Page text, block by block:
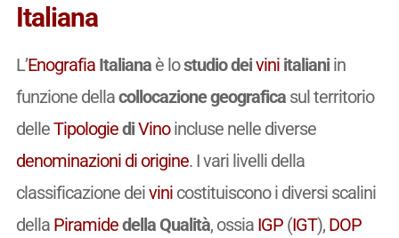
Italiana
L’EnografiaItalianaè lostudio deiviniitalianiin
funzione dellacollocazione geograficasul territorio
delleTipologiediVino incluse nelle diverse
denominazioni di origine. I vari livelli della
classificazione deivinicostituiscono i diversi scalini
della Piramidedella Qualità, ossia IGP(IGT), DOP